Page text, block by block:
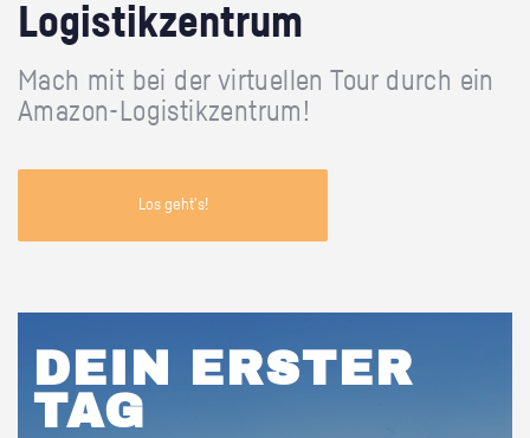
Logistikzentrum
Mach mit bei der virtuellen Tour durch ein
Amazon-Logistikzentrum!
Los geht's!
DEIN ERSTER
TAG